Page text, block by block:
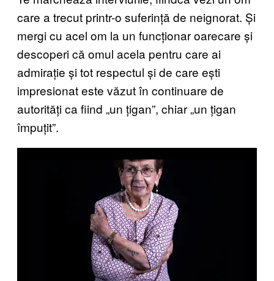
care a trecut printr-o suferință de neignorat. Și
mergi cu acel om la un funcționar oarecare și
descoperi că omul acela pentru care ai
admirație și tot respectul și de care ești
impresionat este văzut în continuare de
autorități ca fiind „un țigan”, chiar „un țigan
împuțit”.